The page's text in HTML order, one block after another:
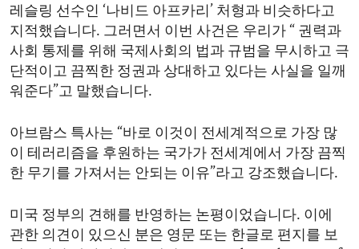
레슬링 선수인 ‘나비드 아프카리’ 처형과 비슷하다고
지적했습니다. 그러면서 이번 사건은 우리가 “ 권력과
사회 통제를 위해 국제사회의 법과 규범을 무시하고 극
단적이고 끔찍한 정권과 상대하고 있다는 사실을 일깨
워준다”고 말했습니다.
아브람스 특사는 “바로 이것이 전세계적으로 가장 많
이 테러리즘을 후원하는 국가가 전세계에서 가장 끔찍
한 무기를 가져서는 안되는 이유”라고 강조했습니다.
미국 정부의 견해를 반영하는 논평이었습니다. 이에
관한 의견이 있으신 분은 영문 또는 한글로 편지를 보